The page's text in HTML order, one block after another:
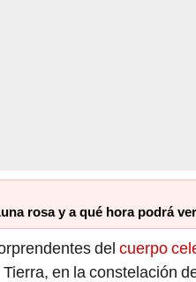
rosa y a qué hora podrá
del cuerpo
en la constelación